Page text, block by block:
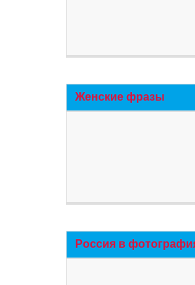
Женские фразы
Россия в